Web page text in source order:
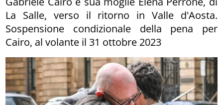
La Salle, verso il ritorno in Valle d'Aosta.
Sospensione condizionale della pena per
Cairo, al volante il 31 ottobre 2023